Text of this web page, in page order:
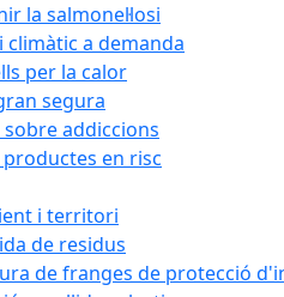
la salmonel·losi
climàtic a demanda
per la calor
segura
addiccions
en risc
i territori
de residus
de franges de protecció